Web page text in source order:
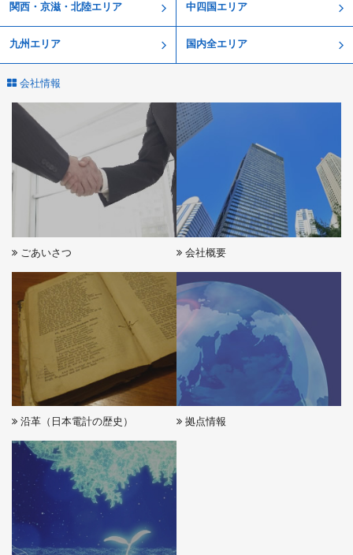
関西・京滋・北陸エリア 中四国エリア
九州エリア 国内全エリア
会社情報
ごあいさつ 会社概要
沿革（日本電計の歴史） 拠点情報